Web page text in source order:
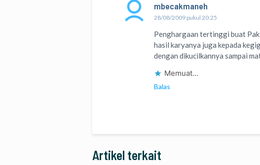
mbecakmaneh
28/08/2009 pukul 20:25
Penghargaan tertinggi buat
hasil karyanya juga kepada
dengan dikucilkannya sampai
Memuat...
Balas
Artikel terkait